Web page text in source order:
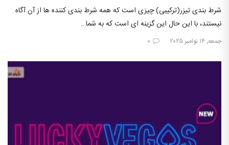
شرط بندی تیزر(ترکیبی) چیزی است که همه شرط بندی کننده ها از آن آگاه
نیستند، با این حال این گزینه ای است که به شما…
جمعه, ۱۴ نوامبر ۲۰۲۵ ۰